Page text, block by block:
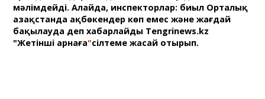
мәлімдейді. Алайда, инспекторлар: биыл Орталық
Қазақстанда ақбөкендер көп емес және жағдай
бақылауда деп хабарлайды Tengrinews.kz
"Жетінші арнаға"сілтеме жасай отырып.